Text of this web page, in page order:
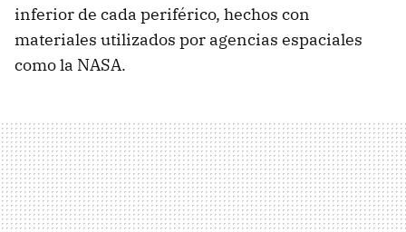
inferior de cada periférico, hechos con
materiales utilizados por agencias espaciales
como la NASA.